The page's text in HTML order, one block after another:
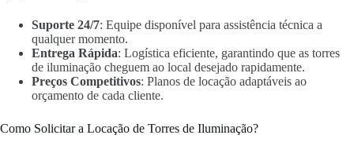
Suporte 24/7: Equipe disponível para assistência técnica a
qualquer momento.
Entrega Rápida: Logística eficiente, garantindo que as torres
de iluminação cheguem ao local desejado rapidamente.
Preços Competitivos: Planos de locação adaptáveis ao
orçamento de cada cliente.
Como Solicitar a Locação de Torres de Iluminação?